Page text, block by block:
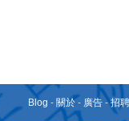
Blog - 關於 - 廣告 -招